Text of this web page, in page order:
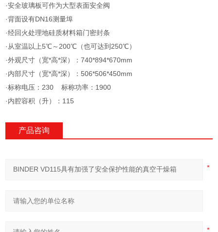
·安全玻璃板可作为大型表面安全阀
·背面设有DN16测量埠
·经回火处理地硅质材料箱门密封条
·从室温以上5℃～200℃（也可达到250℃）
·外观尺寸（宽*高*深）：740*894*670mm
·内部尺寸（宽*高*深）：506*506*450mm
·标称电压：230 标称功率：1900
·内腔容积（升）：115
产品咨询